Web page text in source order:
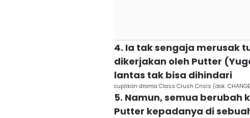
4. Ia tak sengaja merusak
dikerjakan oleh Putter
lantas tak bisa dihindari
cuplikan drama Class Crush Crisis (dok.
5. Namun, semua
Putter kepadanya di